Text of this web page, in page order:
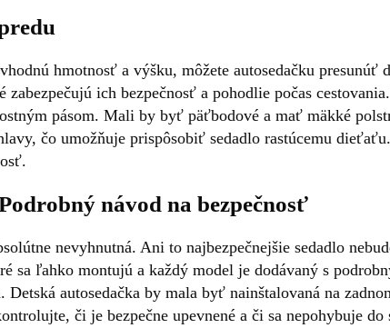
hmotnosť a výšku, môžete autosedačku presunúť
zabezpečujú ich bezpečnosť a pohodlie počas
pásom. Mali by byť päťbodové a mať mäkké
čo umožňuje prispôsobiť sedadlo rastúcemu
návod na bezpečnosť
nevyhnutná. Ani to najbezpečnejšie sedadlo
sa ľahko montujú a každý model je dodávaný s
autosedačka by mala byť nainštalovaná na
či je bezpečne upevnené a či sa nepohybuje